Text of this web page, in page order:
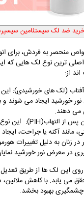
منحصر به فردش، برای
‌ترین نوع لک‌ هایی که
از:
آفتاب (لک‌ های خورشیدی):
خورشید ایجاد می ‌شوند و
می دهند.
پس از التهاب:(PIH) این
مانند آکنه یا جراحت،
در زنان به دلیل تغییرات
در معرض نور خورشید
روی این لک‌ ها از طریق تعدیل
می ‌یابد. با کاهش ملانین،
چشمگیری بهبود بخشد.